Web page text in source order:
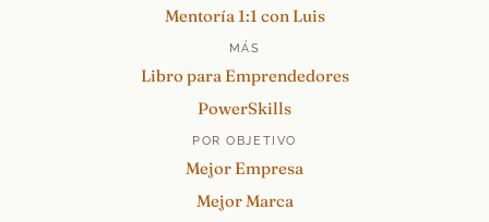
Mentoría 1:1 con Luis
MÁS
Libro para Emprendedores
PowerSkills
POR OBJETIVO
Mejor Empresa
Mejor Marca